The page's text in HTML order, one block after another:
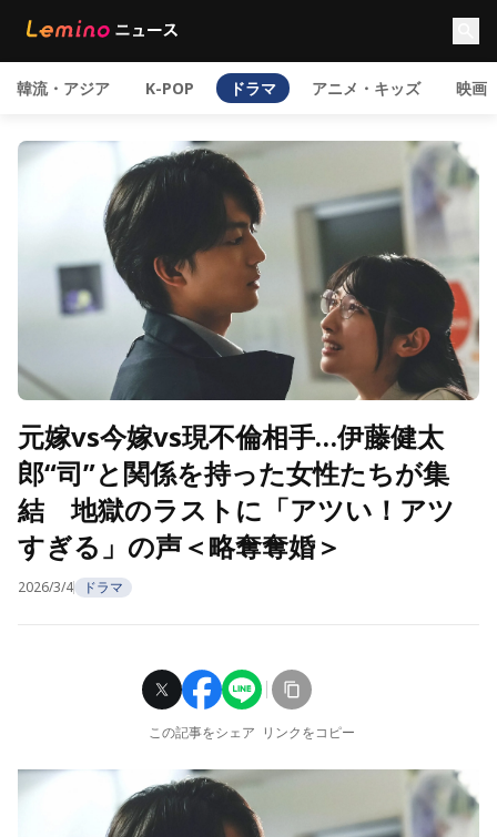
韓流・アジア K-POP ドラマ アニメ・キッズ 映画
元嫁vs今嫁vs現不倫相手…伊藤健太
郎“司”と関係を持った女性たちが集
結 地獄のラストに「アツい！アツ
すぎる」の声＜略奪奪婚＞
2026/3/4 ドラマ
この記事をシェア リンクをコピー